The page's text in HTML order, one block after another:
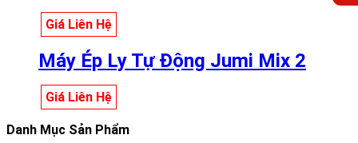
Giá Liên Hệ
Máy Ép Ly Tự Động Jumi Mix 2
Giá Liên Hệ
Danh Mục Sản Phẩm